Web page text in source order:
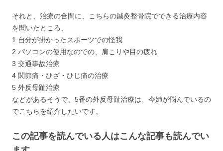
それと、治療の合間に、こちらの鍼灸整骨院でできる治療内容
を聞いたところ、
1 自分が掛かったスポーツでの怪我
2 パソコンの使用なのでの、肩こりや目の疲れ
3 交通事故治療
4 関節痛・ひざ・ひじ痛の治療
5 外反母趾治療
などがあるそうで、5番の外反母趾治療は、今姉が悩んでいるの
でこちらを紹介したいです。
この記事を読んでいる人はこんな記事も読んでい